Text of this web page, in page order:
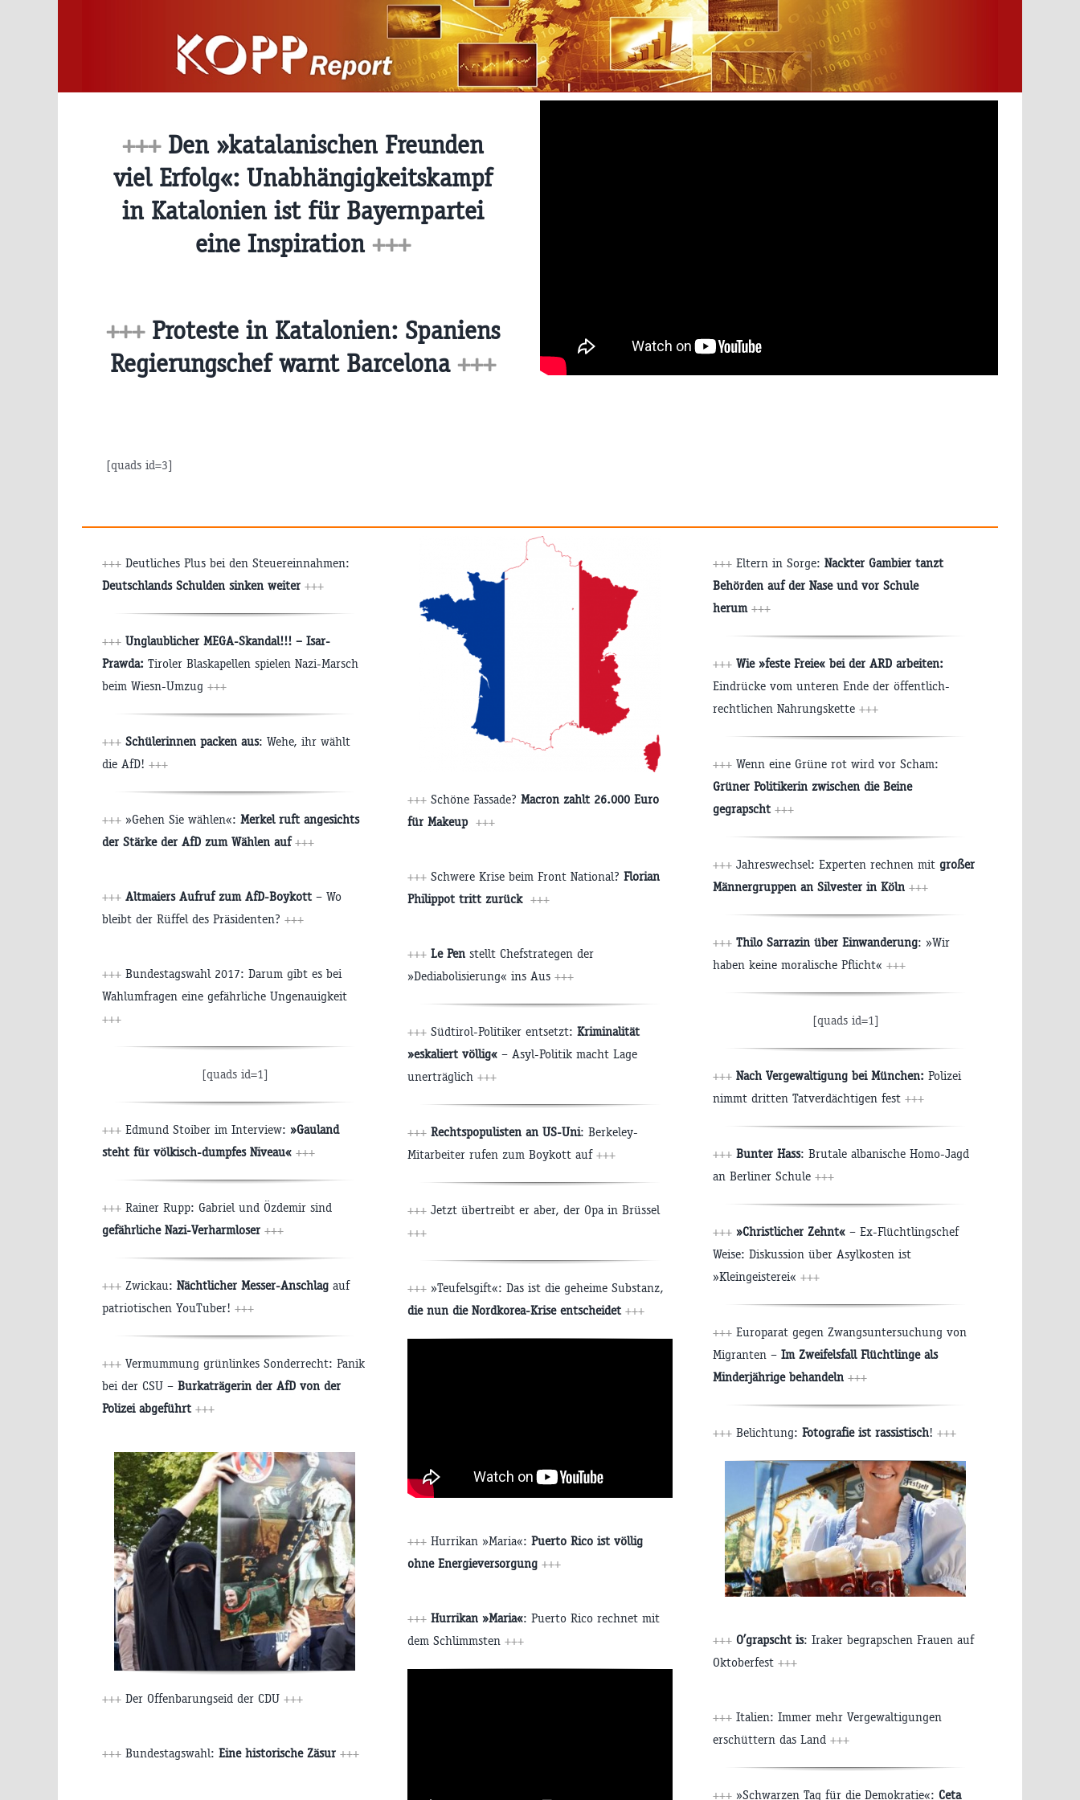
+++Den »katalanischen Freunden
viel Erfolg«: Unabhängigkeitskampf
in Katalonien ist für Bayernpartei
eine Inspiration +++
+++Proteste in Katalonien: Spaniens
Regierungschef warnt Barcelona +++
[quads id=3]
+++ Deutliches Plus bei den Steuereinnahmen:
Deutschlands Schulden sinken weiter +++
+++ Unglaublicher MEGA-Skandal!!! – Isar-
Prawda: Tiroler Blaskapellen spielen Nazi-Marsch
beim Wiesn-Umzug +++
+++ Schülerinnen packen aus: Wehe, ihr wählt
die AfD! +++
+++ »Gehen Sie wählen«: Merkel ruft angesichts
der Stärke der AfD zum Wählen auf +++
+++ Altmaiers Aufruf zum AfD-Boykott– Wo
bleibt der Rüffel des Präsidenten? +++
+++ Bundestagswahl 2017: Darum gibt es bei
Wahlumfragen eine gefährliche Ungenauigkeit
+++
[quads id=1]
+++ Edmund Stoiber im Interview: »Gauland
steht für völkisch-dumpfes Niveau« +++
+++ Rainer Rupp: Gabriel und Özdemir sind
gefährliche Nazi-Verharmloser +++
+++ Zwickau: Nächtlicher Messer-Anschlag auf
patriotischen YouTuber! +++
+++ Vermummung grünlinkes Sonderrecht: Panik
bei der CSU – Burkaträgerin der AfD von der
Polizei abgeführt +++
+++ Der Offenbarungseid der CDU +++
+++ Bundestagswahl: Eine historische Zäsur +++
+++ Schöne Fassade? Macron zahlt 26.000 Euro
für Makeup +++
+++ Schwere Krise beim Front National? Florian
Philippot tritt zurück +++
+++ Le Pen stellt Chefstrategen der
»Dediabolisierung« ins Aus +++
+++ Südtirol-Politiker entsetzt: Kriminalität
»eskaliert völlig« – Asyl-Politik macht Lage
unerträglich +++
+++ Rechtspopulisten an US-Uni: Berkeley-
Mitarbeiter rufen zum Boykott auf +++
+++ Jetzt übertreibt er aber, der Opa in Brüssel
+++
+++ »Teufelsgift«: Das ist die geheime Substanz,
die nun die Nordkorea-Krise entscheidet +++
+++ Hurrikan »Maria«: Puerto Rico ist völlig
ohne Energieversorgung +++
+++ Hurrikan »Maria«: Puerto Rico rechnet mit
dem Schlimmsten +++
+++ Eltern in Sorge: Nackter Gambier tanzt
Behörden auf der Nase und vor Schule
herum +++
+++ Wie »feste Freie« bei der ARD arbeiten:
Eindrücke vom unteren Ende der öffentlich-
rechtlichen Nahrungskette +++
+++ Wenn eine Grüne rot wird vor Scham:
Grüner Politikerin zwischen die Beine
gegrapscht +++
+++ Jahreswechsel: Experten rechnen mit großer
Männergruppen an Silvester in Köln +++
+++ Thilo Sarrazin über Einwanderung: »Wir
haben keine moralische Pflicht« +++
[quads id=1]
+++ Nach Vergewaltigung bei München: Polizei
nimmt dritten Tatverdächtigen fest +++
+++ Bunter Hass: Brutale albanische Homo-Jagd
an Berliner Schule +++
+++ »Christlicher Zehnt« – Ex-Flüchtlingschef
Weise: Diskussion über Asylkosten ist
»Kleingeisterei« +++
+++ Europarat gegen Zwangsuntersuchung von
Migranten – Im Zweifelsfall Flüchtlinge als
Minderjährige behandeln +++
+++ Belichtung: Fotografie ist rassistisch! +++
+++ O’grapscht is: Iraker begrapschen Frauen auf
Oktoberfest +++
+++ Italien: Immer mehr Vergewaltigungen
erschüttern das Land +++
+++ »Schwarzen Tag für die Demokratie«: Ceta